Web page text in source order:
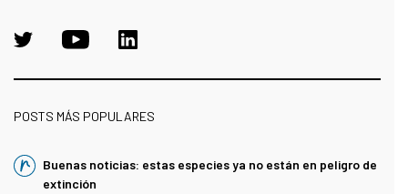
POSTS MÁS POPULARES
Buenas noticias: estas especies ya no están en peligro de
extinción